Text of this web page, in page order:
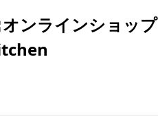
ンラインショップ